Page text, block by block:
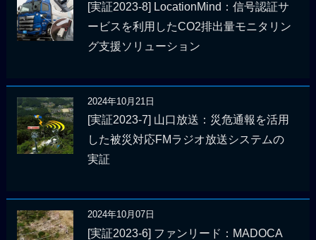
[実証2023-8] LocationMind：信号認証サ
ービスを利用したCO2排出量モニタリン
グ支援ソリューション
2024年10月21日
[実証2023-7] 山口放送：災危通報を活用
した被災対応FMラジオ放送システムの
実証
2024年10月07日
[実証2023-6] ファンリード：MADOCA